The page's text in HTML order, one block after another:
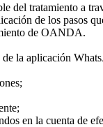
del tratamiento a
de los pasos
de OANDA.
la aplicación
en la cuenta de